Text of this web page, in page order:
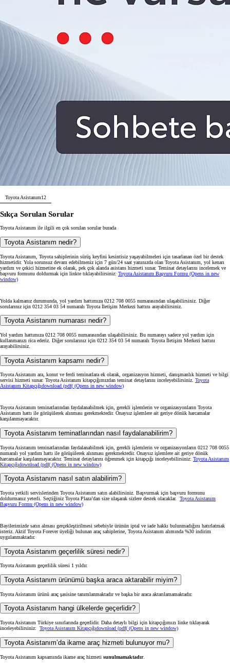
Toyota Asistanım12
Sıkça Sorulan Sorular
Toyota Asistanım ile ilgili en çok sorulan sorular burada
Toyota Asistanım nedir?
Toyota Asistanım, Toyota sahiplerinin sürüş keyfini kesintisiz yaşayabilmeleri için tasarlanan özel bir destek
hizmetidir. Yola sorunsuz devam edebilmeniz için 7 gün/24 saat yanınızda olan Toyota Asistanım, yol kenarı
yardım ve çekici hizmetine ek olarak, pek çok alanda asistans hizmeti sunar. Teminat detaylarını incelemek ve
başvuru formunu doldurmak için linkte tıklayabilirsiniz: Toyota Asistanım Başvuru Formu (Opens in new
window)
Yolda kalmanız durumunda, yol yardım hattımıza 0212 708 0055 numarasından ulaşabilirsiniz. Diğer
sorularınız için 0212 354 03 54 numaralı Toyota İletişim Merkezi hattını arayabilirsiniz.
Toyota Asistanım numarası nedir?
Yol yardım hattımıza 0212 708 0055 numarasından ulaşabilirsiniz. Bu numarayı sadece yol yardım için
kullanmanızı rica ederiz. Diğer sorularınız için 0212 354 03 54 numaralı Toyota İletişim Merkezi hattını
arayabilirsiniz.
Toyota Asistanım kapsamı nedir?
Toyota Asistanım ara, konut ve ferdi teminatlara ek olarak, organizasyon hizmeti, danışmanlık hizmeti ve bilgi
servisi hizmeti sunar. Toyota Asistanım kitapçığımızdan teminat detaylarını inceleyebilirsiniz. Toyota
Asistanım Kitapçığıdownload (pdf( (Opens in new window)
Toyota Asistanım teminatlarından faydalanabilmek için, gerekli işlemlerin ve organizasyonların Toyota
Asistanım hattı ile görüşülerek alınması gerekmektedir. Onaysız işlemlere ait geriye dönük harcamalar
karşılanmayacaktır.
Toyota Asistanım teminatlarından nasıl faydalanabilirim?
Toyota Asistanım teminatlarından faydalanabilmek için, gerekli işlemlerin ve organizasyonların 0212 708 0055
numaralı yol yardım hattı ile görüşülerek alınması gerekmektedir. Onaysız işlemlere ait geriye dönük
harcamalar karşılanmayacaktır. Teminat detaylarını öğrenmek için kitapçığı inceleyebilirsiniz: Toyota Asistanım
Kitapçığıdownload (pdf( (Opens in new window)
Toyota Asistanım nasıl satın alabilirim?
Toyota yetkili servislerinden Toyota Asistanım satın alabilirsiniz. Başvurmak için başvuru formunu
doldurmanız yeterli. Seçtiğiniz Toyota Plaza’dan size ulaşarak sizlere destek olacaklar. Toyota Asistanım
Başvuru Formu (Opens in new window)
Bayilerimizde satın alması gerçekleştirilmesi sebebiyle ürünün iptal ve iade hakkı bulunmadığını hatırlatmak
isteriz. Aktif Toyota Forever üyeliği bulunan araç sahiplerine, Toyota Asistanım alımında %30 indirim
uygulanmaktadır.
Toyota Asistanım geçerlilik süresi nedir?
Toyota Asistanım geçerlilik süresi 1 yıldır.
Toyota Asistanım ürünümü başka araca aktarabilir miyim?
Toyota Asistanım ürünü araç şasisine tanımlanmaktadır ve başka bir araca aktarılamamaktadır.
Toyota Asistanım hangi ülkelerde geçerlidir?
Toyota Asistanım Türkiye sınırlarında geçerlidir. Daha detaylı bilgi için kitapçığımızı linke tıklayarak
inceleyebilirsiniz: Toyota Asistanım Kitapçığıdownload (pdf( (Opens in new window)
Toyota Asistanım’da ikame araç hizmeti bulunuyor mu?
Toyota Asistanım kapsamında ikame araç hizmeti sunulmamaktadır.